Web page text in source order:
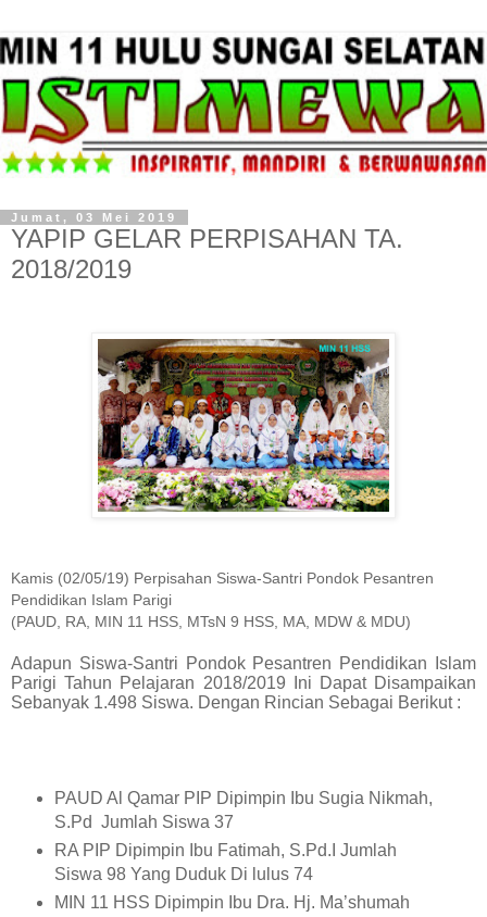
Jumat, 03 Mei 2019
YAPIP GELAR PERPISAHAN TA.
2018/2019
Kamis (02/05/19) Perpisahan Siswa-Santri Pondok Pesantren
Pendidikan Islam Parigi
(PAUD, RA, MIN 11 HSS, MTsN 9 HSS, MA, MDW & MDU)
Adapun Siswa-Santri Pondok Pesantren Pendidikan Islam
Parigi Tahun Pelajaran 2018/2019 Ini Dapat Disampaikan
Sebanyak 1.498 Siswa. Dengan Rincian Sebagai Berikut :
PAUD Al Qamar PIP Dipimpin Ibu Sugia Nikmah,
S.Pd Jumlah Siswa 37
RA PIP Dipimpin Ibu Fatimah, S.Pd.I Jumlah
Siswa 98 Yang Duduk Di lulus 74
MIN 11 HSS Dipimpin Ibu Dra. Hj. Ma’shumah